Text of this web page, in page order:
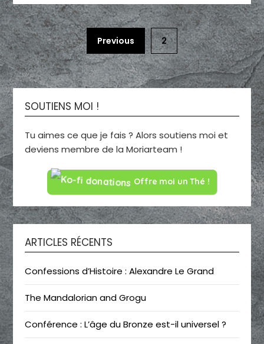
Previous 2
SOUTIENS MOI !
Tu aimes ce que je fais ? Alors soutiens moi et
deviens membre de la Moriarteam !
Offre moi un Thé !
ARTICLES RÉCENTS
Confessions d’Histoire : Alexandre Le Grand
The Mandalorian and Grogu
Conférence : L’âge du Bronze est-il universel ?